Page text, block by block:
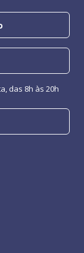
das 8h às 20h